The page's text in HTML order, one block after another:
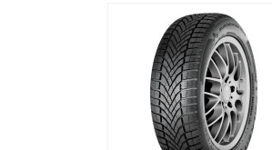
в наличии
0 отзывов